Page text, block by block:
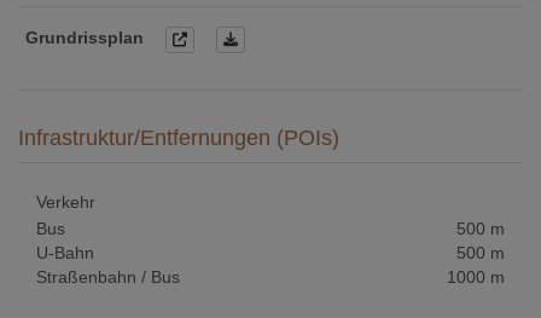
Grundrissplan
Infrastruktur/Entfernungen (POIs)
Verkehr
Bus
500 m
U-Bahn
500 m
Straßenbahn / Bus
1000 m